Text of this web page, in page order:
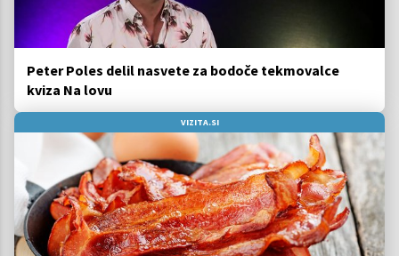
Peter Poles delil nasvete za bodoče tekmovalce
kviza Na lovu
VIZITA.SI